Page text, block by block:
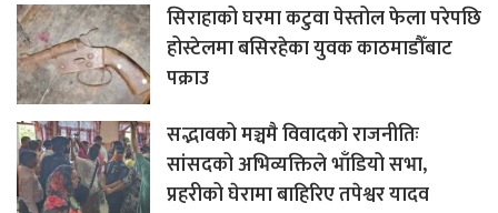
सिराहाको घरमा कटुवा पेस्तोल फेला परेपछि
होस्टेलमा बसिरहेका युवक काठमाडौँबाट
पक्राउ
सद्भावको मञ्चमै विवादको राजनीतिः
सांसदको अभिव्यक्तिले भाँडियो सभा,
प्रहरीको घेरामा बाहिरिए तपेश्वर यादव